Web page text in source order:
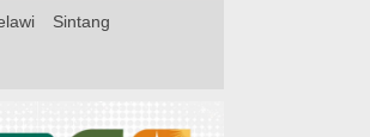
Sintang